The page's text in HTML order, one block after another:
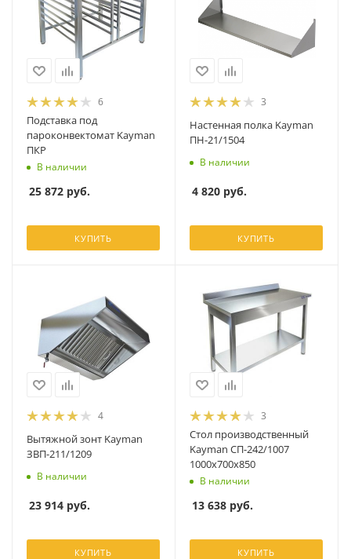
6
Подставка под
пароконвектомат Kayman
ПКР
В наличии
25 872 руб.
КУПИТЬ
3
Настенная полка Kayman
ПН-21/1504
В наличии
4 820 руб.
КУПИТЬ
4
Вытяжной зонт Kayman
ЗВП-211/1209
В наличии
23 914 руб.
КУПИТЬ
3
Стол производственный
Kayman СП-242/1007
1000х700х850
В наличии
13 638 руб.
КУПИТЬ